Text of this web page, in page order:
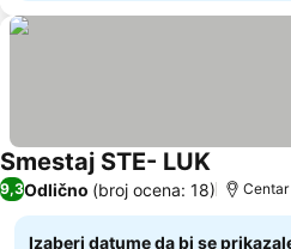
Smestaj STE- LUKPogledaj
9,3Odlično (broj ocena: 18)
Izaberi datume da bi se